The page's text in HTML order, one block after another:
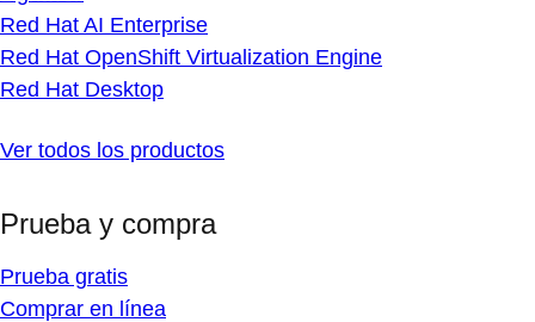
Red Hat AI Enterprise
Red Hat OpenShift Virtualization Engine
Red Hat Desktop
Ver todos los productos
Prueba y compra
Prueba gratis
Comprar en línea